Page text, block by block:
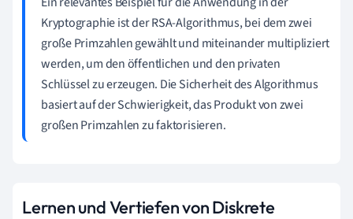
Kryptographie ist der RSA-Algorithmus, bei dem zwei
große Primzahlen gewählt und miteinander multipliziert
werden, um den öffentlichen und den privaten
Schlüssel zu erzeugen. Die Sicherheit des Algorithmus
basiert auf der Schwierigkeit, das Produkt von zwei
großen Primzahlen zu faktorisieren.
Lernen und Vertiefen von Diskrete